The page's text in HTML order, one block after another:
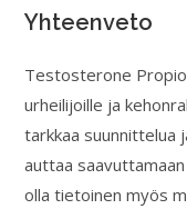
Yhteenveto
Testosterone
urheilijoille ja
tarkkaa suunnittelua
auttaa
olla tietoinen myös